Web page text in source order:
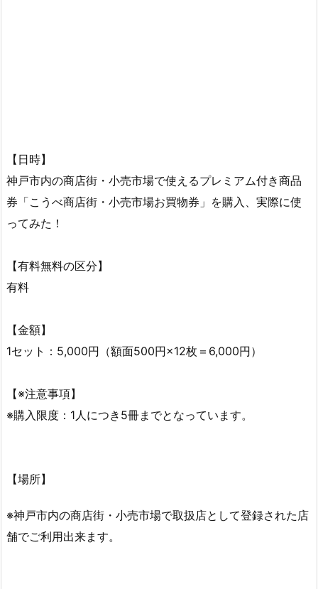
【日時】
神戸市内の商店街・小売市場で使えるプレミアム付き商品
券「こうべ商店街・小売市場お買物券」を購入、実際に使
ってみた！
【有料無料の区分】
有料
【金額】
1セット：5,000円（額面500円×12枚＝6,000円）
【※注意事項】
※購入限度：1人につき5冊までとなっています。
【場所】
※神戸市内の商店街・小売市場で取扱店として登録された店
舗でご利用出来ます。